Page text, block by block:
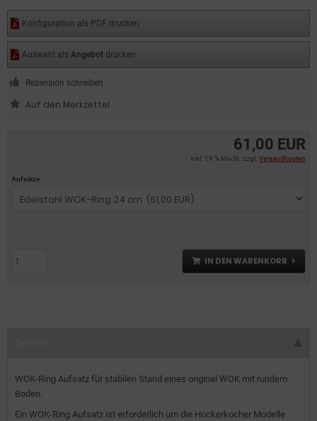
61,00 EUR
inkl. 19 % MwSt. zzgl. Versandkosten
Aufsätze
IN DEN WARENKORB
Konfiguration als PDF drucken
Auswahl als Angebot drucken
Rezension schreiben
WOK-Ring Aufsatz für stabilen Stand eines original WOK mit rundem
Boden.
Ein WOK-Ring Aufsatz ist erforderlich um die Hockerkocher Modelle